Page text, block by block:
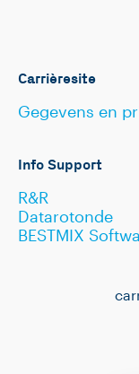
Carrièresite
Gegevens en
Info Support
R&R
Datarotonde
BESTMIX